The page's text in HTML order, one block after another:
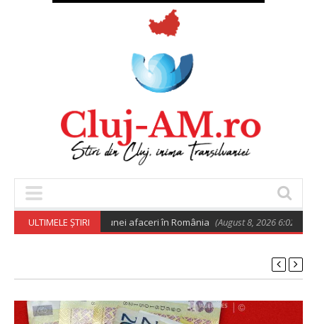
ULTIMELE ȘTIRI
pentru deschiderea unei afaceri în România (August 8, 2026 6:02 am)